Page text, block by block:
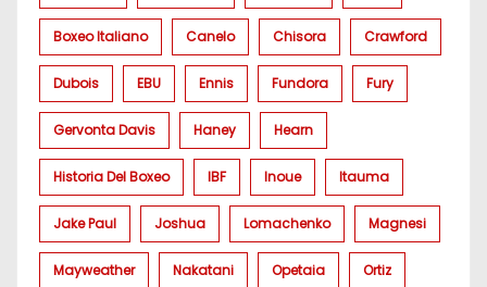
Boxeo Italiano Canelo Chisora Crawford
Dubois EBU Ennis Fundora Fury
Gervonta Davis Haney Hearn
Historia Del Boxeo IBF Inoue Itauma
Jake Paul Joshua Lomachenko Magnesi
Mayweather Nakatani Opetaia Ortiz